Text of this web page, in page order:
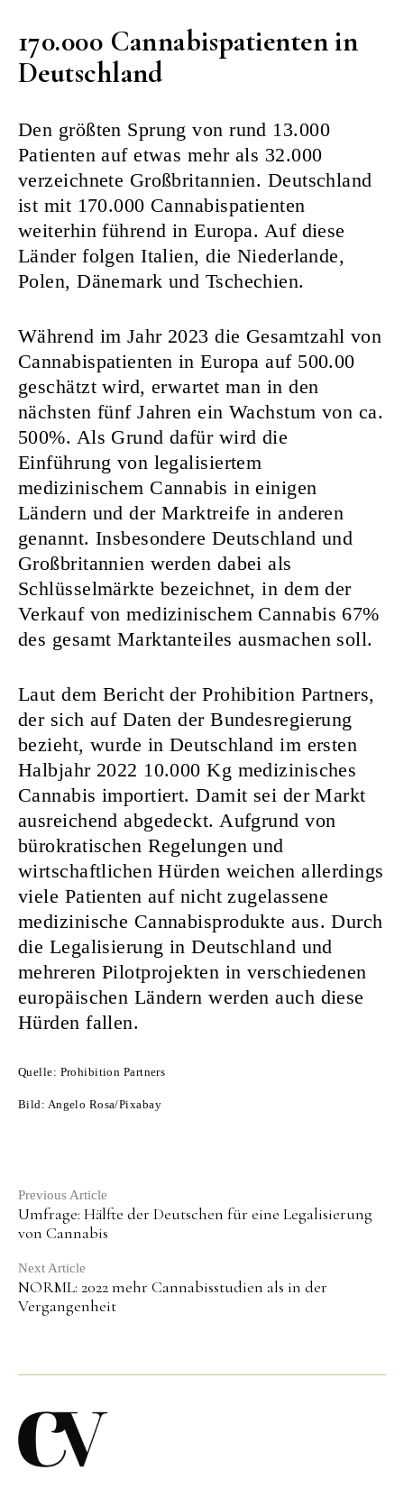
Continue
Reading
Previous Article
Umfrage: Hälfte der Deutschen für eine Legalisierung
von Cannabis
Next Article
NORML: 2022 mehr Cannabisstudien als in der
Vergangenheit
170.000 Cannabispatienten in
Deutschland
Den größten Sprung von rund 13.000
Patienten auf etwas mehr als 32.000
verzeichnete Großbritannien. Deutschland
ist mit 170.000 Cannabispatienten
weiterhin führend in Europa. Auf diese
Länder folgen Italien, die Niederlande,
Polen, Dänemark und Tschechien.
Während im Jahr 2023 die Gesamtzahl von
Cannabispatienten in Europa auf 500.00
geschätzt wird, erwartet man in den
nächsten fünf Jahren ein Wachstum von ca.
500%. Als Grund dafür wird die
Einführung von legalisiertem
medizinischem Cannabis in einigen
Ländern und der Marktreife in anderen
genannt. Insbesondere Deutschland und
Großbritannien werden dabei als
Schlüsselmärkte bezeichnet, in dem der
Verkauf von medizinischem Cannabis 67%
des gesamt Marktanteiles ausmachen soll.
Laut dem Bericht der Prohibition Partners,
der sich auf Daten der Bundesregierung
bezieht, wurde in Deutschland im ersten
Halbjahr 2022 10.000 Kg medizinisches
Cannabis importiert. Damit sei der Markt
ausreichend abgedeckt. Aufgrund von
bürokratischen Regelungen und
wirtschaftlichen Hürden weichen allerdings
viele Patienten auf nicht zugelassene
medizinische Cannabisprodukte aus. Durch
die Legalisierung in Deutschland und
mehreren Pilotprojekten in verschiedenen
europäischen Ländern werden auch diese
Hürden fallen.
Quelle: Prohibition Partners
Bild: Angelo Rosa/Pixabay